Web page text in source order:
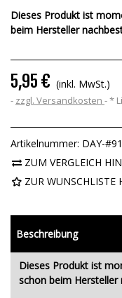
Dieses Produkt ist
beim Hersteller
5,95 € (inkl. MwSt.)
zzgl. Versandkosten *
Artikelnummer: DAY-
ZUM VERGLEICH
ZUR WUNSCHLISTE
Beschreibung
Dieses Produkt ist
schon beim Hersteller